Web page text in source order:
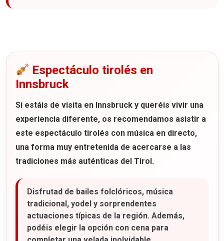
Espectáculo tirolés en
Innsbruck
Si estáis de visita en Innsbruck y queréis vivir una
experiencia diferente, os recomendamos asistir a
este espectáculo tirolés con música en directo,
una forma muy entretenida de acercarse a las
tradiciones más auténticas del Tirol.
Disfrutad de bailes folclóricos, música
tradicional, yodel y sorprendentes
actuaciones típicas de la región. Además,
podéis elegir la opción con cena para